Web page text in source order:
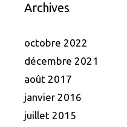
Archives
octobre 2022
décembre 2021
août 2017
janvier 2016
juillet 2015